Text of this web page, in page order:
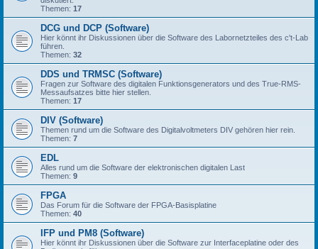
Themen: 17
DCG und DCP (Software)
Hier könnt ihr Diskussionen über die Software des Labornetzteiles des c't-Lab
führen.
Themen: 32
DDS und TRMSC (Software)
Fragen zur Software des digitalen Funktionsgenerators und des True-RMS-
Messaufsatzes bitte hier stellen.
Themen: 17
DIV (Software)
Themen rund um die Software des Digitalvoltmeters DIV gehören hier rein.
Themen: 7
EDL
Alles rund um die Software der elektronischen digitalen Last
Themen: 9
FPGA
Das Forum für die Software der FPGA-Basisplatine
Themen: 40
IFP und PM8 (Software)
Hier könnt ihr Diskussionen über die Software zur Interfaceplatine oder des